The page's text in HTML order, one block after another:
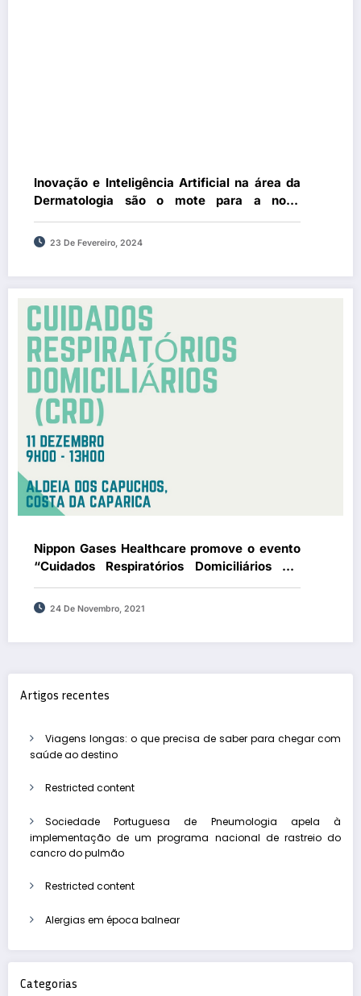
Inovação e Inteligência Artificial na área da
Dermatologia são o mote para a nova
temporada do talk-show da Lilly
23 De Fevereiro, 2024
Nippon Gases Healthcare promove o evento
“Cuidados Respiratórios Domiciliários em
Portugal”
24 De Novembro, 2021
Artigos recentes
Viagens longas: o que precisa de saber para chegar com
saúde ao destino
Restricted content
Sociedade Portuguesa de Pneumologia apela à
implementação de um programa nacional de rastreio do
cancro do pulmão
Restricted content
Alergias em época balnear
Categorias